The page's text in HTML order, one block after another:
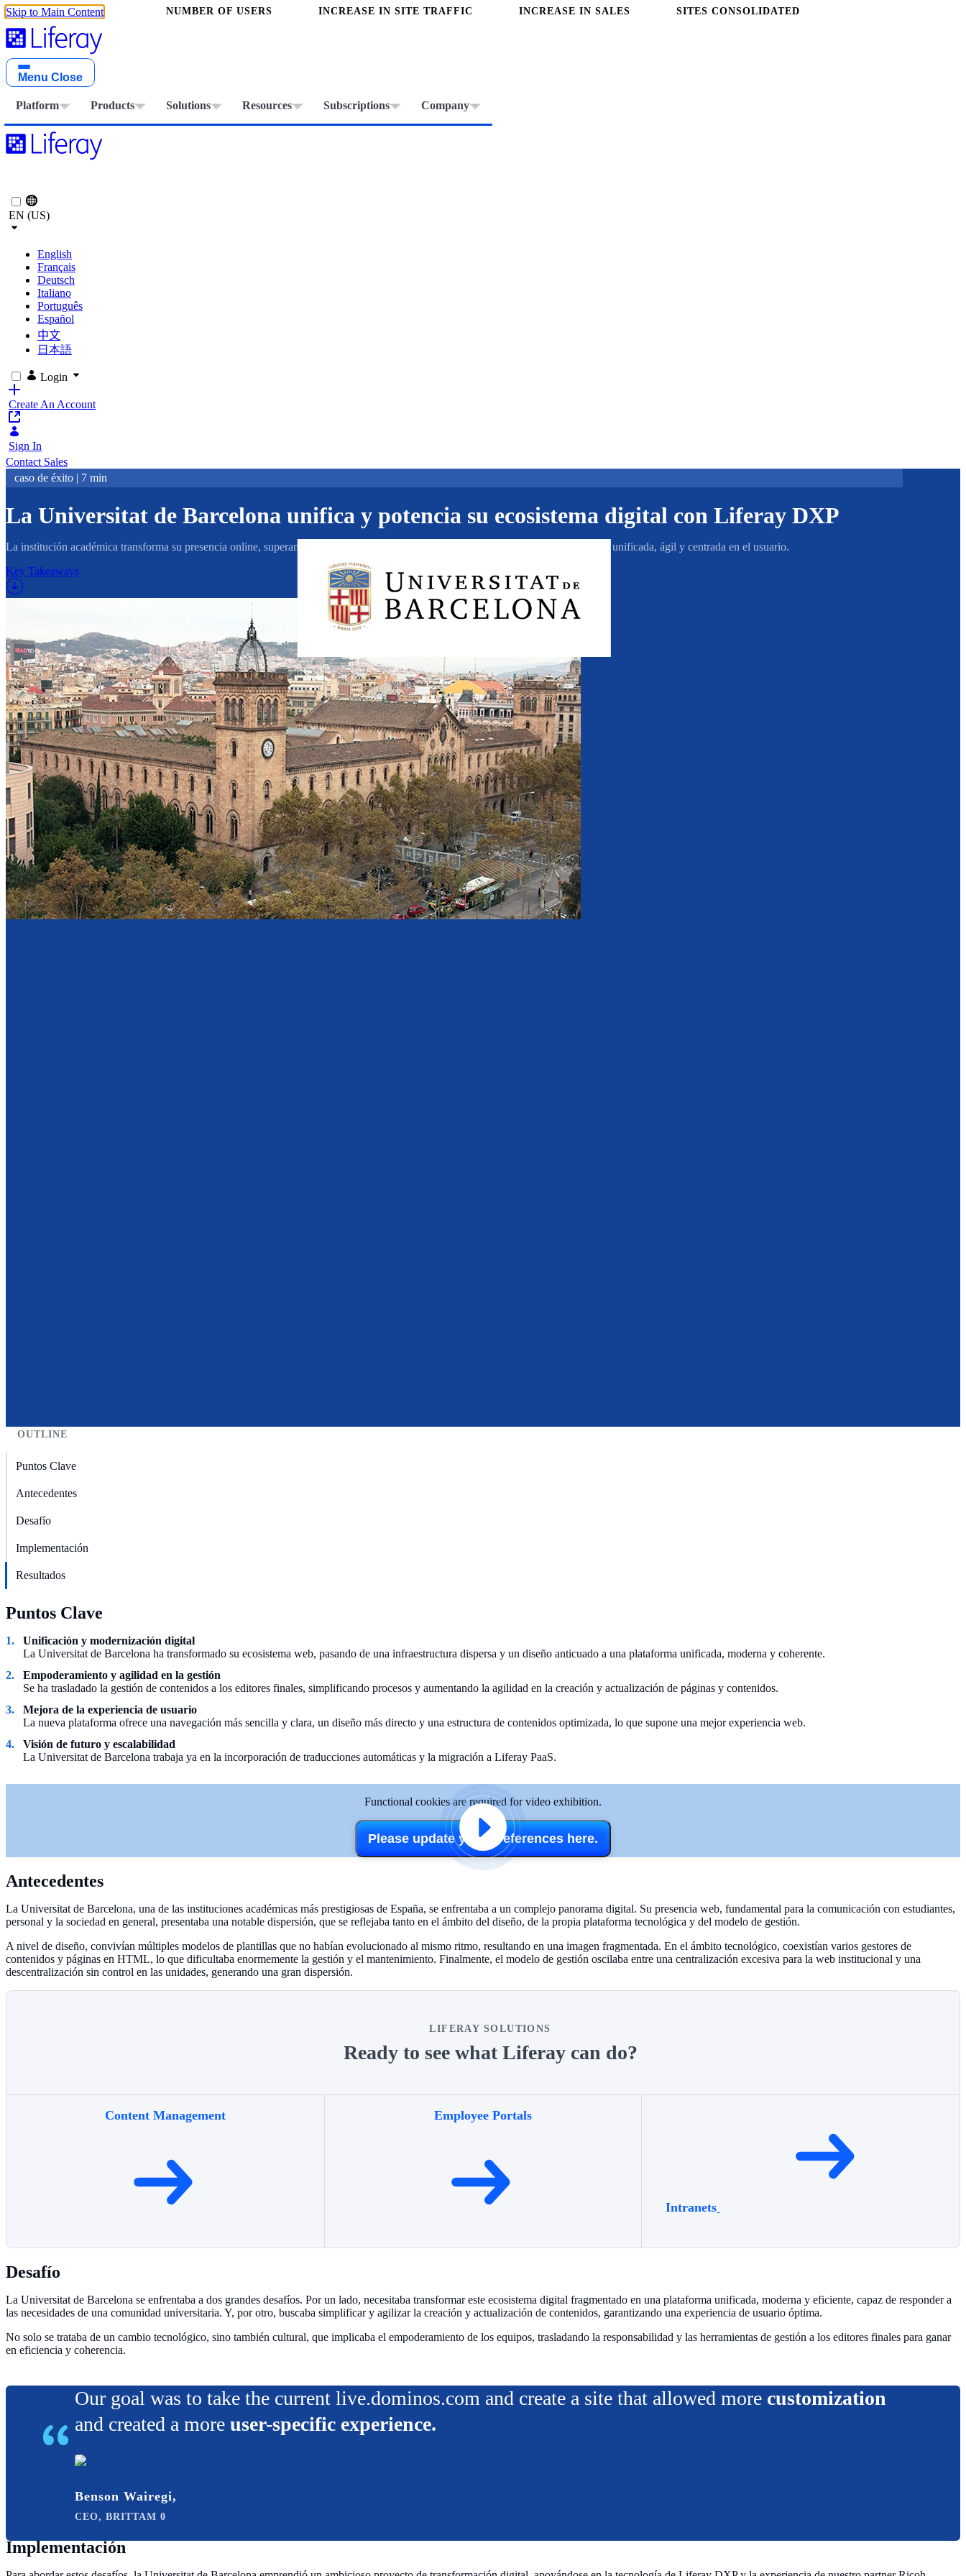
Skip to Main Content
Menu Close
Platform Products Solutions Resources Subscriptions Company
EN (US)
English
Français
Deutsch
Italiano
Português
Español
中文
日本語
Login
Create An Account
Sign In
Contact Sales
caso de éxito | 7 min
La Universitat de Barcelona unifica y potencia su ecosistema digital con Liferay DXP
La institución académica transforma su presencia online, superando la dispersión tecnológica y de gestión para ofrecer una plataforma unificada, ágil y centrada en el usuario.
Key Takeaways
NUMBER OF USERS INCREASE IN SITE TRAFFIC INCREASE IN SALES SITES CONSOLIDATED
OUTLINE
Puntos Clave
Antecedentes
Desafío
Implementación
Resultados
Puntos Clave
Unificación y modernización digital
La Universitat de Barcelona ha transformado su ecosistema web, pasando de una infraestructura dispersa y un diseño anticuado a una plataforma unificada, moderna y coherente.
Empoderamiento y agilidad en la gestión
Se ha trasladado la gestión de contenidos a los editores finales, simplificando procesos y aumentando la agilidad en la creación y actualización de páginas y contenidos.
Mejora de la experiencia de usuario
La nueva plataforma ofrece una navegación más sencilla y clara, un diseño más directo y una estructura de contenidos optimizada, lo que supone una mejor experiencia web.
Visión de futuro y escalabilidad
La Universitat de Barcelona trabaja ya en la incorporación de traducciones automáticas y la migración a Liferay PaaS.
Functional cookies are required for video exhibition.
Please update your preferences here.
Antecedentes
La Universitat de Barcelona, una de las instituciones académicas más prestigiosas de España, se enfrentaba a un complejo panorama digital. Su presencia web, fundamental para la comunicación con estudiantes,
personal y la sociedad en general, presentaba una notable dispersión, que se reflejaba tanto en el ámbito del diseño, de la propia plataforma tecnológica y del modelo de gestión.
A nivel de diseño, convivían múltiples modelos de plantillas que no habían evolucionado al mismo ritmo, resultando en una imagen fragmentada. En el ámbito tecnológico, coexistían varios gestores de
contenidos y páginas en HTML, lo que dificultaba enormemente la gestión y el mantenimiento. Finalmente, el modelo de gestión oscilaba entre una centralización excesiva para la web institucional y una
descentralización sin control en las unidades, generando una gran dispersión.
LIFERAY SOLUTIONS
Ready to see what Liferay can do?
Content Management Employee Portals
Intranets
Desafío
La Universitat de Barcelona se enfrentaba a dos grandes desafíos. Por un lado, necesitaba transformar este ecosistema digital fragmentado en una plataforma unificada, moderna y eficiente, capaz de responder a
las necesidades de una comunidad universitaria. Y, por otro, buscaba simplificar y agilizar la creación y actualización de contenidos, garantizando una experiencia de usuario óptima.
No solo se trataba de un cambio tecnológico, sino también cultural, que implicaba el empoderamiento de los equipos, trasladando la responsabilidad y las herramientas de gestión a los editores finales para ganar
en eficiencia y coherencia.
Our goal was to take the current live.dominos.com and create a site that allowed more customization
and created a more user-specific experience.
Benson Wairegi,
CEO, BRITTAM 0
Implementación